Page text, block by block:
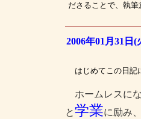
ださることで、執
2006年01月31日(
はじめてこの日記
ホームレスに
と学業に励み